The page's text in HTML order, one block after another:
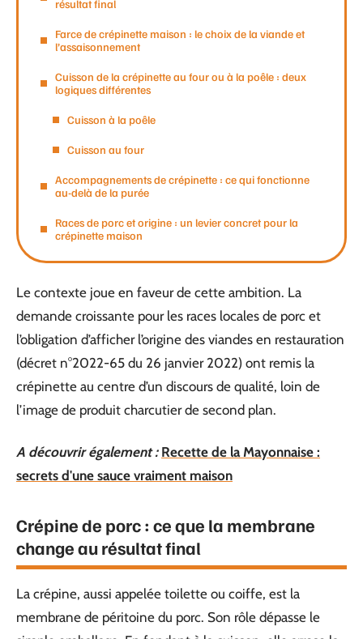
résultat final
Farce de crépinette maison : le choix de la viande et
l’assaisonnement
Cuisson de la crépinette au four ou à la poêle : deux
logiques différentes
Cuisson à la poêle
Cuisson au four
Accompagnements de crépinette : ce qui fonctionne
au-delà de la purée
Races de porc et origine : un levier concret pour la
crépinette maison
Le contexte joue en faveur de cette ambition. La
demande croissante pour les races locales de porc et
l’obligation d’afficher l’origine des viandes en restauration
(décret n°2022-65 du 26 janvier 2022) ont remis la
crépinette au centre d’un discours de qualité, loin de
l’image de produit charcutier de second plan.
A découvrir également : Recette de la Mayonnaise :
secrets d'une sauce vraiment maison
Crépine de porc : ce que la membrane
change au résultat final
La crépine, aussi appelée toilette ou coiffe, est la
membrane de péritoine du porc. Son rôle dépasse le